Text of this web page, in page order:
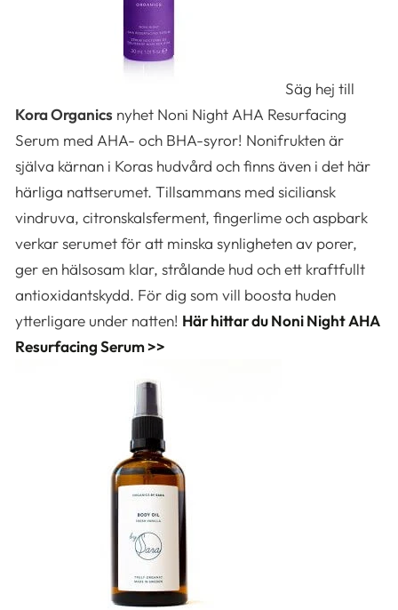
Säg hej till
Kora Organics nyhet Noni Night AHA Resurfacing
Serum med AHA- och BHA-syror! Nonifrukten är
själva kärnan i Koras hudvård och finns även i det här
härliga nattserumet. Tillsammans med siciliansk
vindruva, citronskalsferment, fingerlime och aspbark
verkar serumet för att minska synligheten av porer,
ger en hälsosam klar, strålande hud och ett kraftfullt
antioxidantskydd. För dig som vill boosta huden
ytterligare under natten! Här hittar du Noni Night AHA
Resurfacing Serum >>